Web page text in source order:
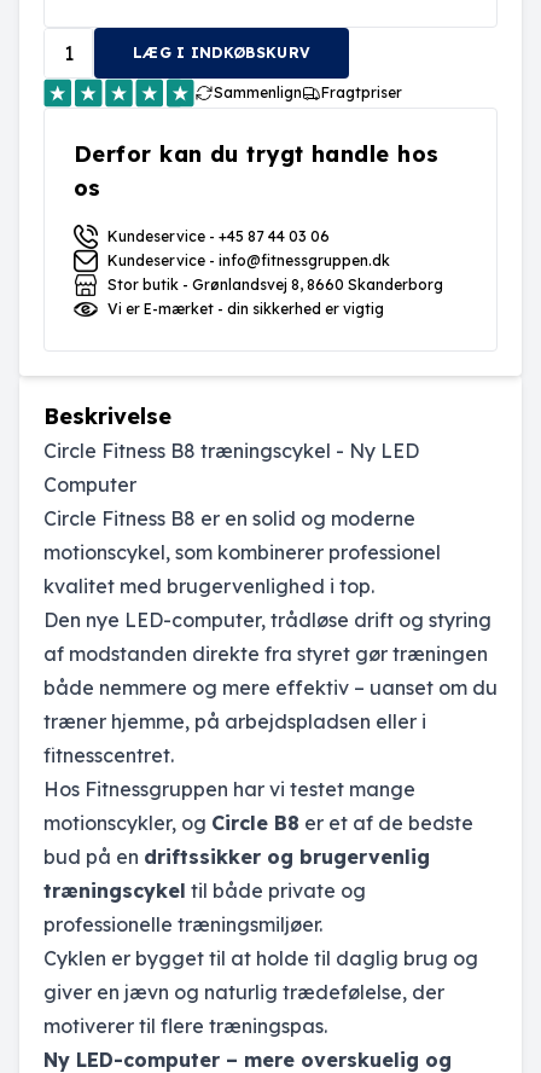
LÆG I INDKØBSKURV
Sammenlign Fragtpriser
Derfor kan du trygt handle hos
os
Kundeservice - +45 87 44 03 06
Kundeservice - info@fitnessgruppen.dk
Stor butik - Grønlandsvej 8, 8660 Skanderborg
Vi er E-mærket - din sikkerhed er vigtig
Beskrivelse
Circle Fitness B8 træningscykel - Ny LED
Computer
Circle Fitness B8 er en solid og moderne
motionscykel, som kombinerer professionel
kvalitet med brugervenlighed i top.
Den nye LED-computer, trådløse drift og styring
af modstanden direkte fra styret gør træningen
både nemmere og mere effektiv – uanset om du
træner hjemme, på arbejdspladsen eller i
fitnesscentret.
Hos Fitnessgruppen har vi testet mange
motionscykler, og Circle B8 er et af de bedste
bud på en driftssikker og brugervenlig
træningscykel til både private og
professionelle træningsmiljøer.
Cyklen er bygget til at holde til daglig brug og
giver en jævn og naturlig trædefølelse, der
motiverer til flere træningspas.
Ny LED-computer – mere overskuelig og